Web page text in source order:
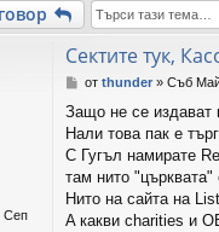
Сеп
Сектите тук,
М
е
н
и
е
от thunder» Съб
Защо не се издават
Нали това пак е
С Гугъл намирате
там нито
Нито на сайта на
A какви charities и